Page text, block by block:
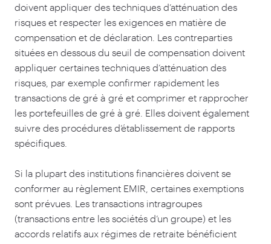
doivent appliquer des techniques d’atténuation des
risques et respecter les exigences en matière de
compensation et de déclaration. Les contreparties
situées en dessous du seuil de compensation doivent
appliquer certaines techniques d’atténuation des
risques, par exemple confirmer rapidement les
transactions de gré à gré et comprimer et rapprocher
les portefeuilles de gré à gré. Elles doivent également
suivre des procédures d’établissement de rapports
spécifiques.
Si la plupart des institutions financières doivent se
conformer au règlement EMIR, certaines exemptions
sont prévues. Les transactions intragroupes
(transactions entre les sociétés d’un groupe) et les
accords relatifs aux régimes de retraite bénéficient